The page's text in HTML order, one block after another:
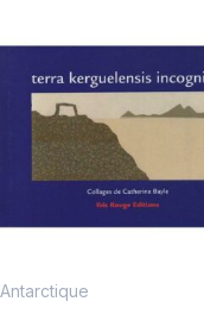
Antarctique